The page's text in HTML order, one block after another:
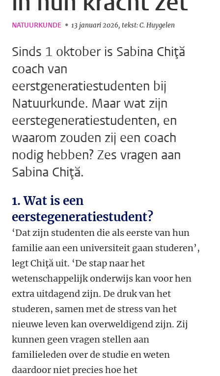
NATUURKUNDE 13 januari 2026 tekst: C. Huygelen
Sinds 1 oktober is Sabina Chiţă
coach van
eerstgeneratiestudenten bij
Natuurkunde. Maar wat zijn
eerstegeneratiestudenten, en
waarom zouden zij een coach
nodig hebben? Zes vragen aan
Sabina Chiţă.
1. Wat is een
eerstegeneratiestudent?
‘Dat zijn studenten die als eerste van hun
familie aan een universiteit gaan studeren’,
legt Chiţă uit. ‘De stap naar het
wetenschappelijk onderwijs kan voor hen
extra uitdagend zijn. De druk van het
studeren, samen met de stress van het
nieuwe leven kan overweldigend zijn. Zij
kunnen geen vragen stellen aan
familieleden over de studie en weten
daardoor niet precies hoe het